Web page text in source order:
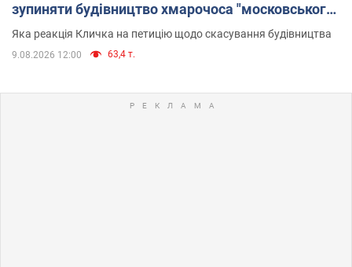
зупиняти будівництво хмарочоса "московського
вірянина"
Яка реакція Кличка на петицію щодо скасування будівництва
9.08.2026 12:00 63,4 т.